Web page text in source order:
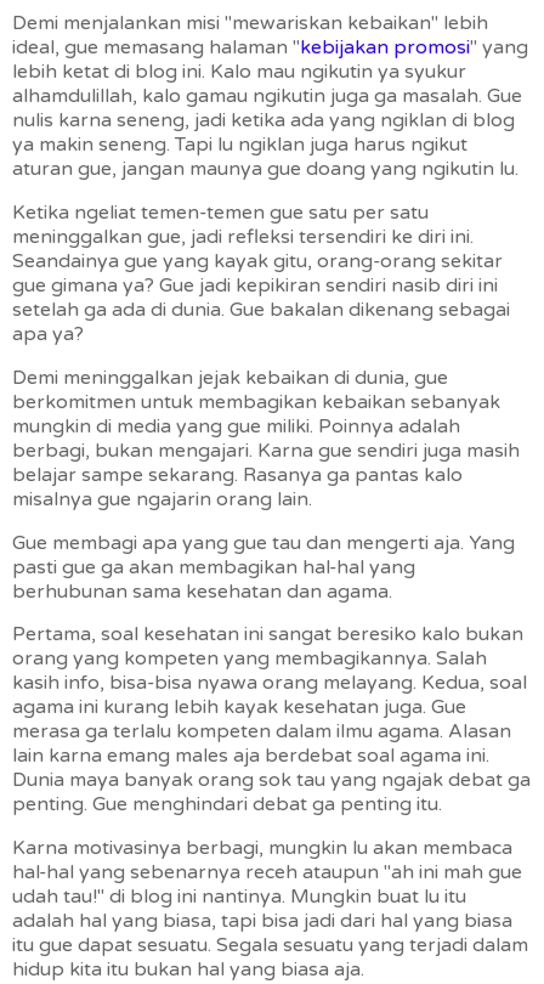
Demi menjalankan misi "mewariskan kebaikan" lebih
ideal, gue memasang halaman "kebijakan promosi" yang
lebih ketat di blog ini. Kalo mau ngikutin ya syukur
alhamdulillah, kalo gamau ngikutin juga ga masalah. Gue
nulis karna seneng, jadi ketika ada yang ngiklan di blog
ya makin seneng. Tapi lu ngiklan juga harus ngikut
aturan gue, jangan maunya gue doang yang ngikutin lu.
Ketika ngeliat temen-temen gue satu per satu
meninggalkan gue, jadi refleksi tersendiri ke diri ini.
Seandainya gue yang kayak gitu, orang-orang sekitar
gue gimana ya? Gue jadi kepikiran sendiri nasib diri ini
setelah ga ada di dunia. Gue bakalan dikenang sebagai
apa ya?
Demi meninggalkan jejak kebaikan di dunia, gue
berkomitmen untuk membagikan kebaikan sebanyak
mungkin di media yang gue miliki. Poinnya adalah
berbagi, bukan mengajari. Karna gue sendiri juga masih
belajar sampe sekarang. Rasanya ga pantas kalo
misalnya gue ngajarin orang lain.
Gue membagi apa yang gue tau dan mengerti aja. Yang
pasti gue ga akan membagikan hal-hal yang
berhubunan sama kesehatan dan agama.
Pertama, soal kesehatan ini sangat beresiko kalo bukan
orang yang kompeten yang membagikannya. Salah
kasih info, bisa-bisa nyawa orang melayang. Kedua, soal
agama ini kurang lebih kayak kesehatan juga. Gue
merasa ga terlalu kompeten dalam ilmu agama. Alasan
lain karna emang males aja berdebat soal agama ini.
Dunia maya banyak orang sok tau yang ngajak debat ga
penting. Gue menghindari debat ga penting itu.
Karna motivasinya berbagi, mungkin lu akan membaca
hal-hal yang sebenarnya receh ataupun "ah ini mah gue
udah tau!" di blog ini nantinya. Mungkin buat lu itu
adalah hal yang biasa, tapi bisa jadi dari hal yang biasa
itu gue dapat sesuatu. Segala sesuatu yang terjadi dalam
hidup kita itu bukan hal yang biasa aja.